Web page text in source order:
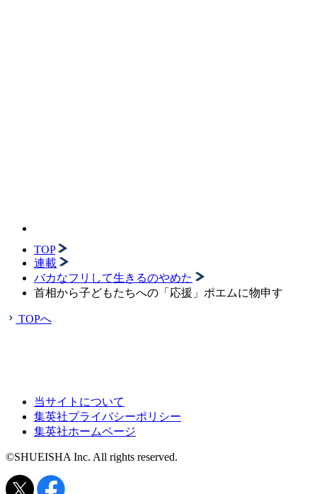
TOP
連載
バカなフリして生きるのやめた
首相から子どもたちへの「応援」ポエムに物申す
TOPへ
当サイトについて
集英社プライバシーポリシー
集英社ホームページ
©SHUEISHA Inc. All rights reserved.